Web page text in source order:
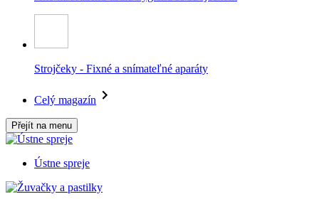
Strojčeky - Fixné a snímateľné aparáty
Celý magazín
Přejít na menu
Ústne spreje